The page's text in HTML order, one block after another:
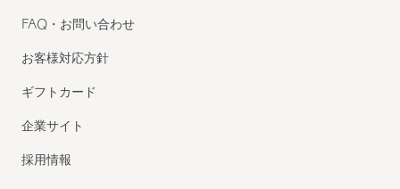
FAQ・お問い合わせ
お客様対応方針
ギフトカード
企業サイト
採用情報